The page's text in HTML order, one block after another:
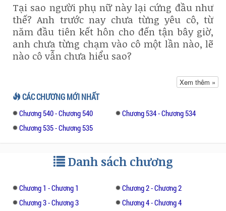
Tại sao người phụ nữ này lại cứng đầu như
thế? Anh trước nay chưa từng yêu cô, từ
năm đầu tiên kết hôn cho đến tận bây giờ,
anh chưa từng chạm vào cô một lần nào, lẽ
nào cô vẫn chưa hiểu sao?
“Em muốn anh!” An Nhiên gào lên tức tưởi,
ngẩng nhìn Cố Thiên Tuấn bằng gương mặt
đẫm nước mắt, “Thiên Tuấn, em muốn anh,
em chỉ muốn anh thôi!”
Cho đến khi cô không muốn nữa mới thôi!”
nhanh như cắt vươn ra xé toạc bộ áo ngủ
bằng lụa của An Nhiên.
Xem thêm »
CÁC CHƯƠNG MỚI NHẤT
Chương 540 - Chương 540
Chương 534 - Chương 534
Chương 535 - Chương 535
Danh sách chương
Chương 1 - Chương 1
Chương 2 - Chương 2
Chương 3 - Chương 3
Chương 4 - Chương 4